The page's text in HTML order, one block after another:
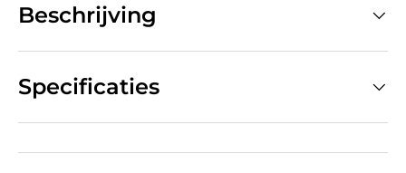
Beschrijving
Specificaties